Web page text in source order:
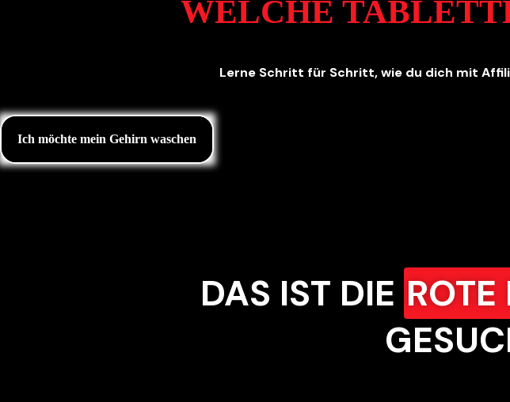
WELCHE
Lerne Schritt für Schritt, wie du dich mit
Ich möchte mein Gehirn waschen
DAS IST DIE ROTE